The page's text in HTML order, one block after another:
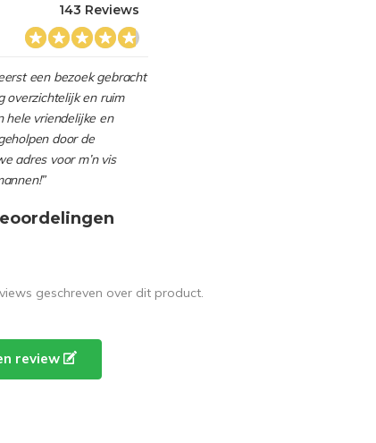
143 Reviews
een bezoek gebracht
overzichtelijk en ruim
hele vriendelijke en
door de
adres voor m’n vis
geschreven over dit product.
review